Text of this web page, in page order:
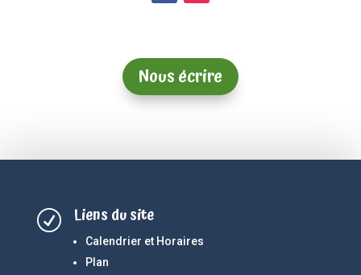
Nous écrire
R Liens du site
Calendrier et Horaires
Plan